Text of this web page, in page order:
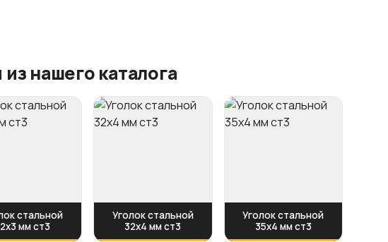
нашего каталога
стальной
мм ст3
Уголок стальной
32х4 мм ст3
Уголок стальной
35х4 мм ст3